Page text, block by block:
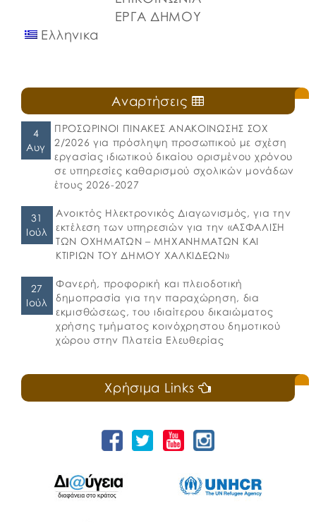
ΕΡΓΑ ΔΗΜΟΥ
Ελληνικα
Αναρτήσεις
4
Αυγ
ΠΡΟΣΩΡΙΝΟΙ ΠΙΝΑΚΕΣ ΑΝΑΚΟΙΝΩΣΗΣ ΣΟΧ
2/2026 για πρόσληψη προσωπικού με σχέση
εργασίας ιδιωτικού δικαίου ορισμένου χρόνου
σε υπηρεσίες καθαρισμού σχολικών μονάδων
έτους 2026-2027
31
Ιούλ
Ανοικτός Ηλεκτρονικός Διαγωνισμός, για την
εκτέλεση των υπηρεσιών για την «ΑΣΦΑΛΙΣΗ
ΤΩΝ ΟΧΗΜΑΤΩΝ – ΜΗΧΑΝΗΜΑΤΩΝ ΚΑΙ
ΚΤΙΡΙΩΝ ΤΟΥ ΔΗΜΟΥ ΧΑΛΚΙΔΕΩΝ»
27
Ιούλ
Φανερή, προφορική και πλειοδοτική
δημοπρασία για την παραχώρηση, δια
εκμισθώσεως, του ιδιαίτερου δικαιώματος
χρήσης τμήματος κοινόχρηστου δημοτικού
χώρου στην Πλατεία Ελευθερίας
Χρήσιμα Links